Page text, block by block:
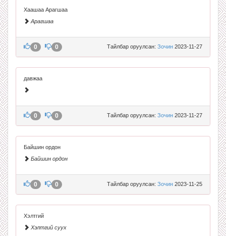
Хаашаа Арагшаа
Арагшаа
Тайлбар оруулсан: Зочин 2023-11-27
0 0
давжаа
Тайлбар оруулсан: Зочин 2023-11-27
0 0
Байшин ордон
Байшин ордон
Тайлбар оруулсан: Зочин 2023-11-25
0 0
Хэлтгий
Хэлтгий суух